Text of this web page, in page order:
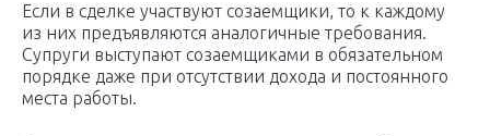
Если в сделке участвуют созаемщики, то к каждому
из них предъявляются аналогичные требования.
Супруги выступают созаемщиками в обязательном
порядке даже при отсутствии дохода и постоянного
места работы.